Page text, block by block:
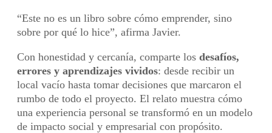
“Este no es un libro sobre cómo emprender, sino
sobre por qué lo hice”, afirma Javier.
Con honestidad y cercanía, comparte los desafíos,
errores y aprendizajes vividos: desde recibir un
local vacío hasta tomar decisiones que marcaron el
rumbo de todo el proyecto. El relato muestra cómo
una experiencia personal se transformó en un modelo
de impacto social y empresarial con propósito.